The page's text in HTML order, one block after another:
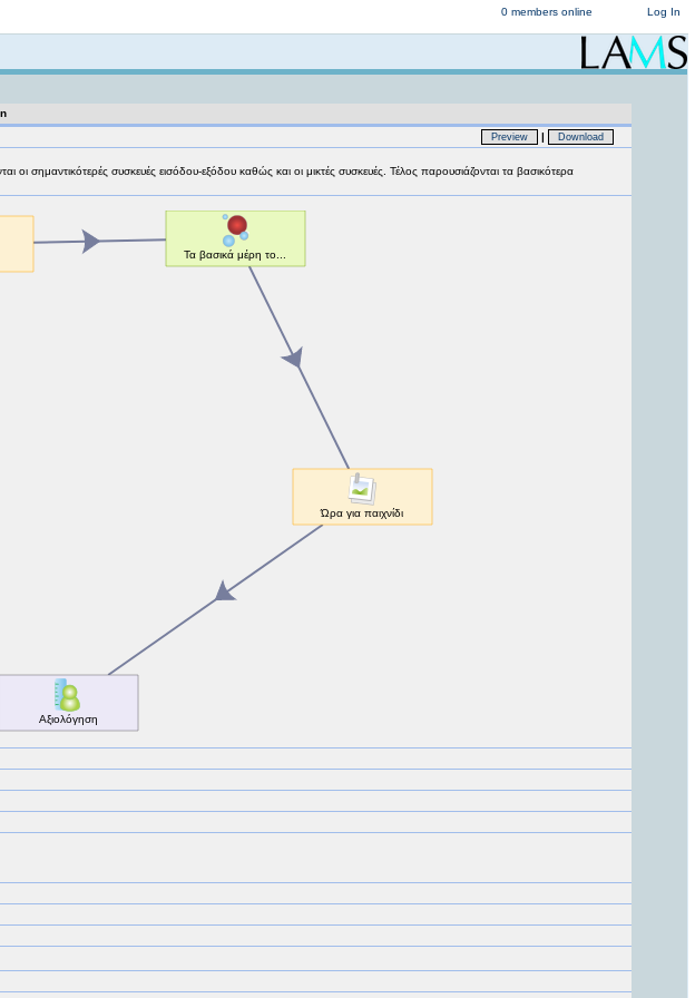
Log In
0 members online
Preview | Download
σημαντικότερές συσκευές εισόδου-εξόδου καθώς και οι μικτές συσκευές. Τέλος παρουσιάζονται τα βασικότερα